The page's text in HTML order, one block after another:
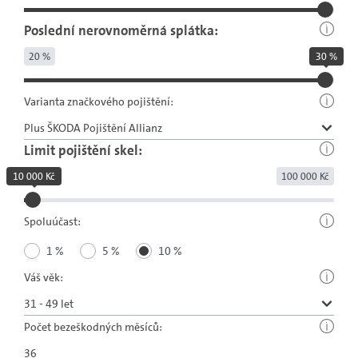
Poslední nerovnoměrná splátka:
20 % 30 %
Varianta značkového pojištění:
Limit pojištění skel:
100 000 Kč
10 000 Kč
Spoluúčast:
1 % 5 %
10 %
Váš věk:
Počet bezeškodných měsíců: